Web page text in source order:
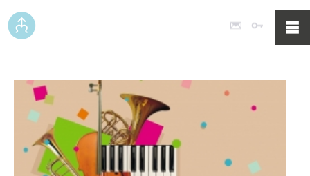
Poczta